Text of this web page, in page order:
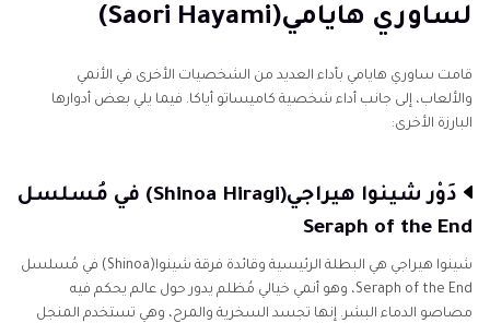
لساوري هايامي(Saori Hayami)
قامت ساوري هايامي بأداء العديد من الشخصيات الأخرى في الأنمي
والألعاب، إلى جانب أداء شخصية كاميساتو أياكا. فيما يلي بعض أدوارها
البارزة الأخرى:
دَوْر شينوا هيراجي(Shinoa Hiragi) في مُسلسل
Seraph of the End
شينوا هيراجي هي البطلة الرئيسية وقائدة فرقة شينوا(Shinoa) في مُسلسل
Seraph of the End، وهو أنمي خيالي مُظلم يدور حول عالم يحكم فيه
مصاصو الدماء البشر. إنها تجسد السخرية والمرح، وهي تستخدم المنجل